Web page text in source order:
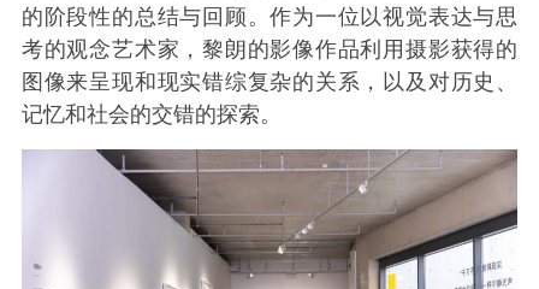
的阶段性的总结与回顾。作为一位以视觉表达与思
考的观念艺术家，黎朗的影像作品利用摄影获得的
图像来呈现和现实错综复杂的关系，以及对历史、
记忆和社会的交错的探索。